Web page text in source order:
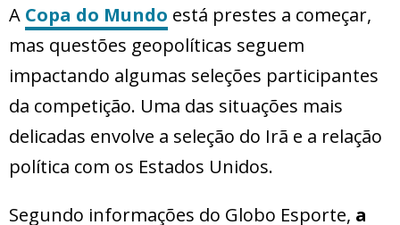
A Copa do Mundo está prestes a começar,
mas questões geopolíticas seguem
impactando algumas seleções participantes
da competição. Uma das situações mais
delicadas envolve a seleção do Irã e a relação
política com os Estados Unidos.
Segundo informações do Globo Esporte, a